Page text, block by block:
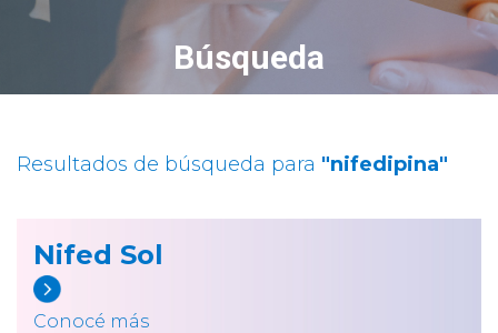
Búsqueda
Resultados de búsqueda para "nifedipina"
Nifed Sol
Conocé más